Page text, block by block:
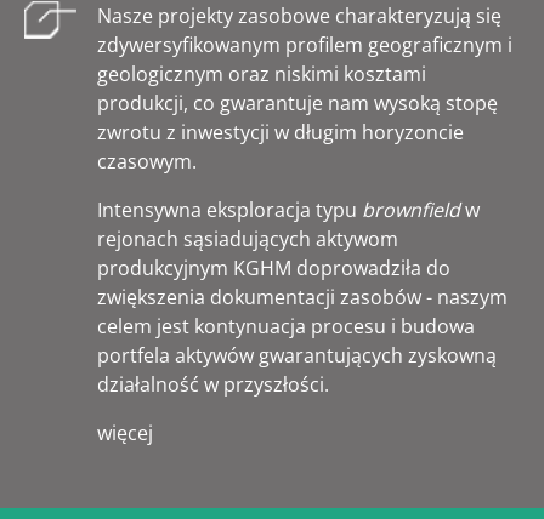
Nasze projekty zasobowe charakteryzują się
zdywersyfikowanym profilem geograficznym i
geologicznym oraz niskimi kosztami
produkcji, co gwarantuje nam wysoką stopę
zwrotu z inwestycji w długim horyzoncie
czasowym.
Intensywna eksploracja typu brownfieldw
rejonach sąsiadujących aktywom
produkcyjnym KGHM doprowadziła do
zwiększenia dokumentacji zasobów - naszym
celem jest kontynuacja procesu i budowa
portfela aktywów gwarantujących zyskowną
działalność w przyszłości.
więcej